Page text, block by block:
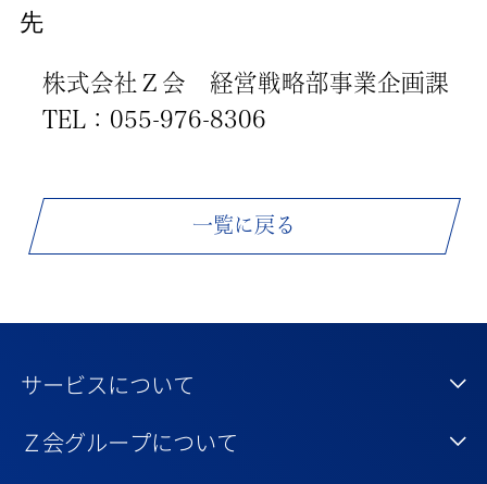
先
株式会社Ｚ会 経営戦略部事業企画課
TEL：055-976-8306
一覧に戻る
サービスについて
Ｚ会グループについて